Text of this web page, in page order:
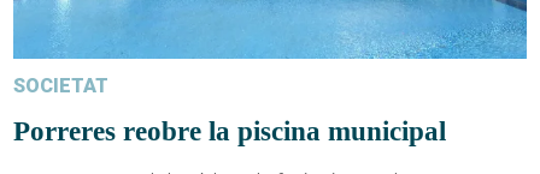
SOCIETAT
Porreres reobre la piscina municipal